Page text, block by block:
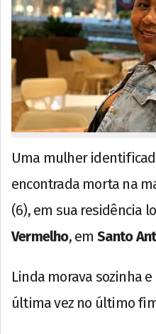
Uma mulher
encontrada morta na
(6), em sua residência
Vermelho, em Santo
Linda morava sozinha
última vez no último